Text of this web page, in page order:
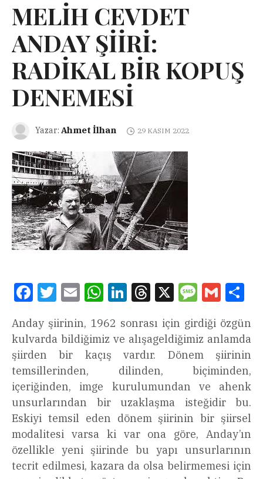
MELİH CEVDET
ANDAY ŞİİRİ:
RADİKAL BİR KOPUŞ
DENEMESİ
Yazar: Ahmet İlhan 29 KASIM 2022
FacebookTwitterEmail WhatsAppLinkedInThreads
X Message
Gmail
Anday şiirinin, 1962 sonrası için girdiği özgün
kulvarda bildiğimiz ve alışageldiğimiz anlamda
şiirden bir kaçış vardır. Dönem şiirinin
temsillerinden, dilinden, biçiminden,
içeriğinden, imge kurulumundan ve ahenk
unsurlarından bir uzaklaşma isteğidir bu.
Eskiyi temsil eden dönem şiirinin bir şiirsel
modalitesi varsa ki var ona göre, Anday’ın
özellikle yeni şiirinde bu yapı unsurlarının
tecrit edilmesi, kazara da olsa belirmemesi için